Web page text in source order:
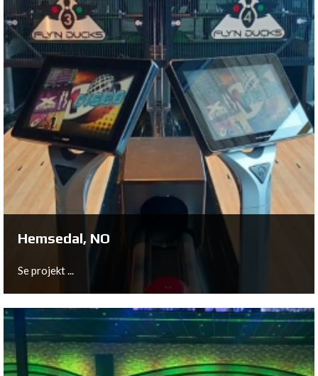
Hohenems, AT
Se projekt ...
Hemsedal, NO
Se projekt ...